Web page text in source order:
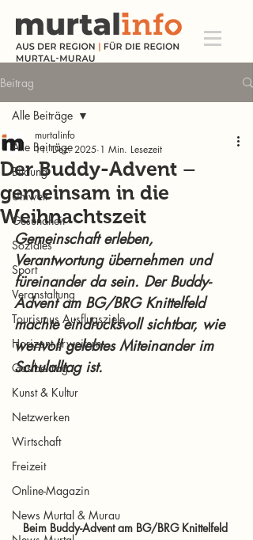
Beitrag
Alle Beiträge
Bildung
Umwelt
Gesundheit
Soziales
Sport
Veranstaltung
Tourismus Ausflugsziele
Horizont erweitern
Gastbeitrag
Kunst & Kultur
Netzwerken
Wirtschaft
Freizeit
Online-Magazin
News Murtal & Murau
Alle Beiträge
Der Buddy-Advent –
gemeinsam in die
Weihnachtszeit
murtalinfo
11. Dez. 2025 1 Min. Lesezeit
Gemeinschaft erleben,
Verantwortung übernehmen und
füreinander da sein. Der Buddy-
Advent am BG/BRG Knittelfeld
machte eindrucksvoll sichtbar, wie
wertvoll gelebtes Miteinander im
Schulalltag ist.
Beim Buddy-Advent am BG/BRG Knittelfeld